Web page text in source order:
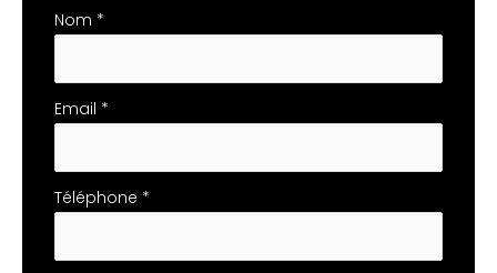
téléphone
Nom *
Email *
Téléphone *